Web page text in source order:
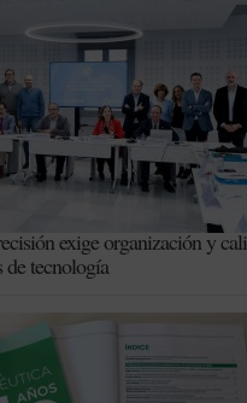
exige organización y
de tecnología